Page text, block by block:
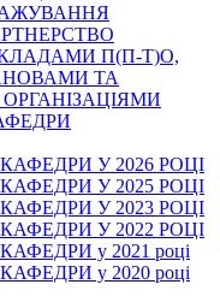
П(П-Т)О,
ТА
У 2026 РОЦІ
У 2025 РОЦІ
У 2023 РОЦІ
У 2022 РОЦІ
у 2021 році
у 2020 році